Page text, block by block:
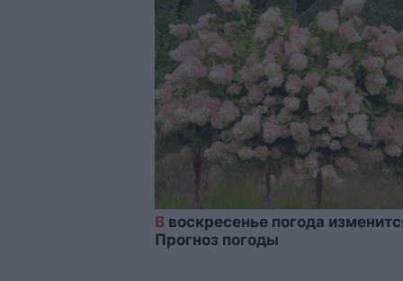
В воскресенье погода
Прогноз погоды